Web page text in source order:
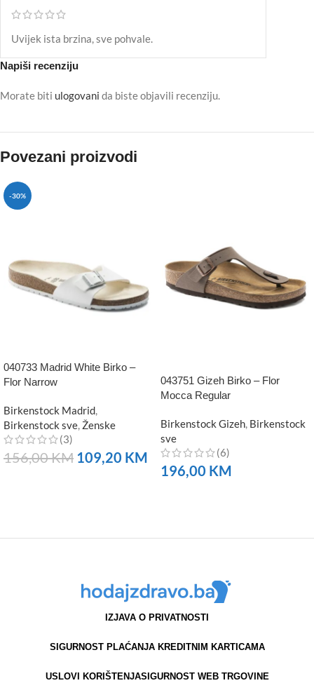
Uvijek ista brzina, sve pohvale.
Napiši recenziju
Morate biti ulogovani da biste objavili recenziju.
Povezani proizvodi
-30%
040733 Madrid White Birko –
Flor Narrow
Birkenstock Madrid
Birkenstock sve Ženske
(3)
156,00KM 109,20 KM
043751 Gizeh Birko – Flor
Mocca Regular
Birkenstock Gizeh, Birkenstock
sve
(6)
196,00 KM
IZJAVA O PRIVATNOSTI
SIGURNOST PLAĆANJA KREDITNIM KARTICAMA
USLOVI KORIŠTENJASIGURNOST WEB TRGOVINE